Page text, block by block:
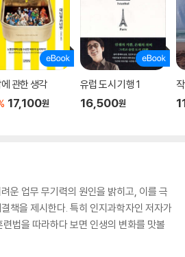
관한 생각
17,100원
유럽 도시 기행 1
16,500원
운 업무 무기력의 원인을 밝히고, 이를 극
책을 제시한다. 특히 인지과학자인 저자가
법을 따라하다 보면 인생의 변화를 맛볼